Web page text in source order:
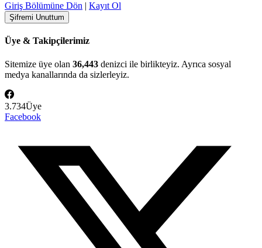
Giriş Bölümüne Dön | Kayıt Ol
Üye & Takipçilerimiz
Sitemize üye olan 36,443 denizci ile birlikteyiz. Ayrıca sosyal
medya kanallarında da sizlerleyiz.
3.734Üye
Facebook